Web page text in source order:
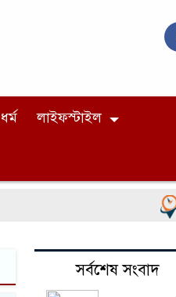
ধর্ম লাইফস্টাইল
সর্বশেষ সংবাদ